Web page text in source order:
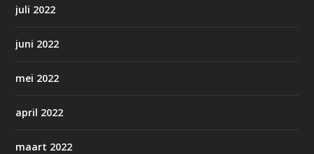
juli 2022
juni 2022
mei 2022
april 2022
maart 2022